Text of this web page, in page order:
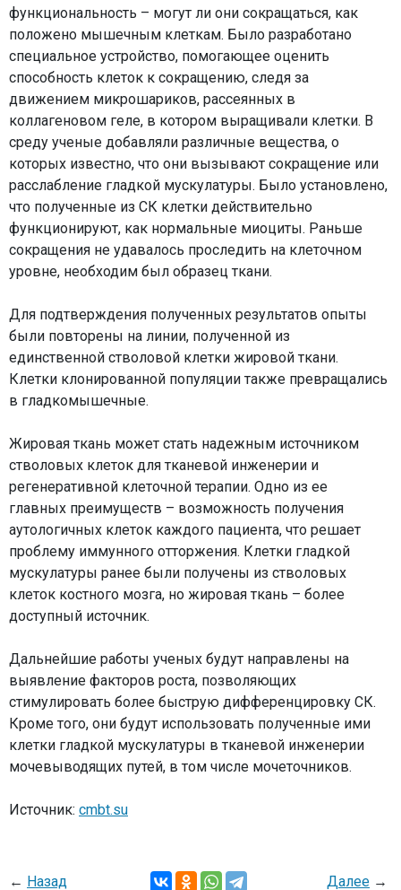
функциональность – могут ли они сокращаться, как
положено мышечным клеткам. Было разработано
специальное устройство, помогающее оценить
способность клеток к сокращению, следя за
движением микрошариков, рассеянных в
коллагеновом геле, в котором выращивали клетки. В
среду ученые добавляли различные вещества, о
которых известно, что они вызывают сокращение или
расслабление гладкой мускулатуры. Было установлено,
что полученные из СК клетки действительно
функционируют, как нормальные миоциты. Раньше
сокращения не удавалось проследить на клеточном
уровне, необходим был образец ткани.
Для подтверждения полученных результатов опыты
были повторены на линии, полученной из
единственной стволовой клетки жировой ткани.
Клетки клонированной популяции также превращались
в гладкомышечные.
Жировая ткань может стать надежным источником
стволовых клеток для тканевой инженерии и
регенеративной клеточной терапии. Одно из ее
главных преимуществ – возможность получения
аутологичных клеток каждого пациента, что решает
проблему иммунного отторжения. Клетки гладкой
мускулатуры ранее были получены из стволовых
клеток костного мозга, но жировая ткань – более
доступный источник.
Дальнейшие работы ученых будут направлены на
выявление факторов роста, позволяющих
стимулировать более быструю дифференцировку СК.
Кроме того, они будут использовать полученные ими
клетки гладкой мускулатуры в тканевой инженерии
мочевыводящих путей, в том числе мочеточников.
Источник: cmbt.su
← Назад Далее →